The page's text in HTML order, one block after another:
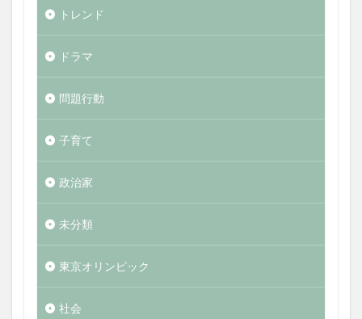
トレンド
ドラマ
問題行動
子育て
政治家
未分類
東京オリンピック
社会